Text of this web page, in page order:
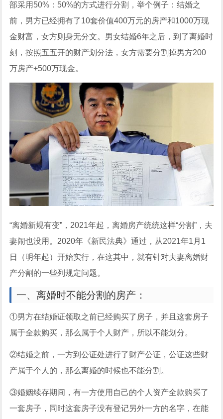
部采用50%：50%的方式进行分割，举个例子：结婚之
前，男方已经拥有了10套价值400万元的房产和1000万现
金财富，女方则身无分文。男女结婚6年之后，到了离婚时
刻，按照五五开的财产划分法，女方需要分割掉男方200
万房产+500万现金。
“离婚新规有变”，2021年起，离婚房产统统这样“分割”，夫
妻闹也没用。2020年《新民法典》通过，从2021年1月1
日（明年起）开始实行，在这其中，就有针对夫妻离婚财
产分割的一些列规定问题。
一、离婚时不能分割的房产：
①男方在结婚证领取之前已经购买了房子，并且这套房子
属于全款购买，那么属于个人财产，所以不能划分。
②结婚之前，一方到公证处进行了财产公证，公证这些财
产属于个人的，那么离婚的时候也不能分割。
③婚姻续存期间，有一方使用自己的个人资产全款购买了
一套房子，同时这套房子没有登记另外一方的名字，在能